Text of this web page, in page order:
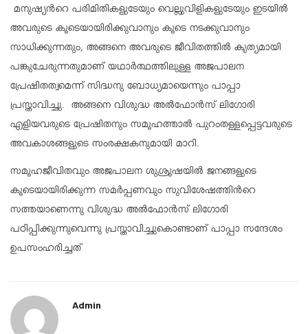
മനുഷ്യന്‍റെ പരിമിതികളുടേയും വെല്ലുവിളികളുടേയും ഇടയിൽ
അവരുടെ കൂടെയായിരിക്കുവാനും കൂടെ നടക്കുവാനും
സാധിക്കുന്നതും, അങ്ങനെ അവരുടെ ജീവിതത്തിൽ കൃത്യമായി
പങ്കുചേരുന്നതുമാണ് യഥാർത്ഥത്തിലുള്ള അജപാലന
പ്രേഷിതത്വമെന്ന് സിദ്ധനു ബോധ്യമായെന്നും പാപ്പാ
പ്രസ്താവിച്ചു. അങ്ങനെ വിശുദ്ധ അൽഫോൻസ് ലിഗോരി
എളിയവരുടെ പ്രേഷിതനും സമൂഹത്താൽ പുറംതള്ളപ്പെട്ടവരുടെ
അവകാശങ്ങളുടെ സംരക്ഷകനുമായി മാറി.
സമൂഹജീവിതവും അജപാലന ശുശ്രൂഷയിൽ ജനങ്ങളുടെ
കൂടെയായിരിക്കുന്ന സമർപ്പണവും സുവിശേഷത്തിന്‍റെ
സത്തയാണെന്നു വിശുദ്ധ അൽഫോൻസ് ലിഗോരി
പഠിപ്പിക്കുന്നുവെന്നു പ്രസ്താവിച്ചുകൊണ്ടാണ് പാപ്പാ സന്ദേശം
ഉപസംഹരിച്ചത്
Admin